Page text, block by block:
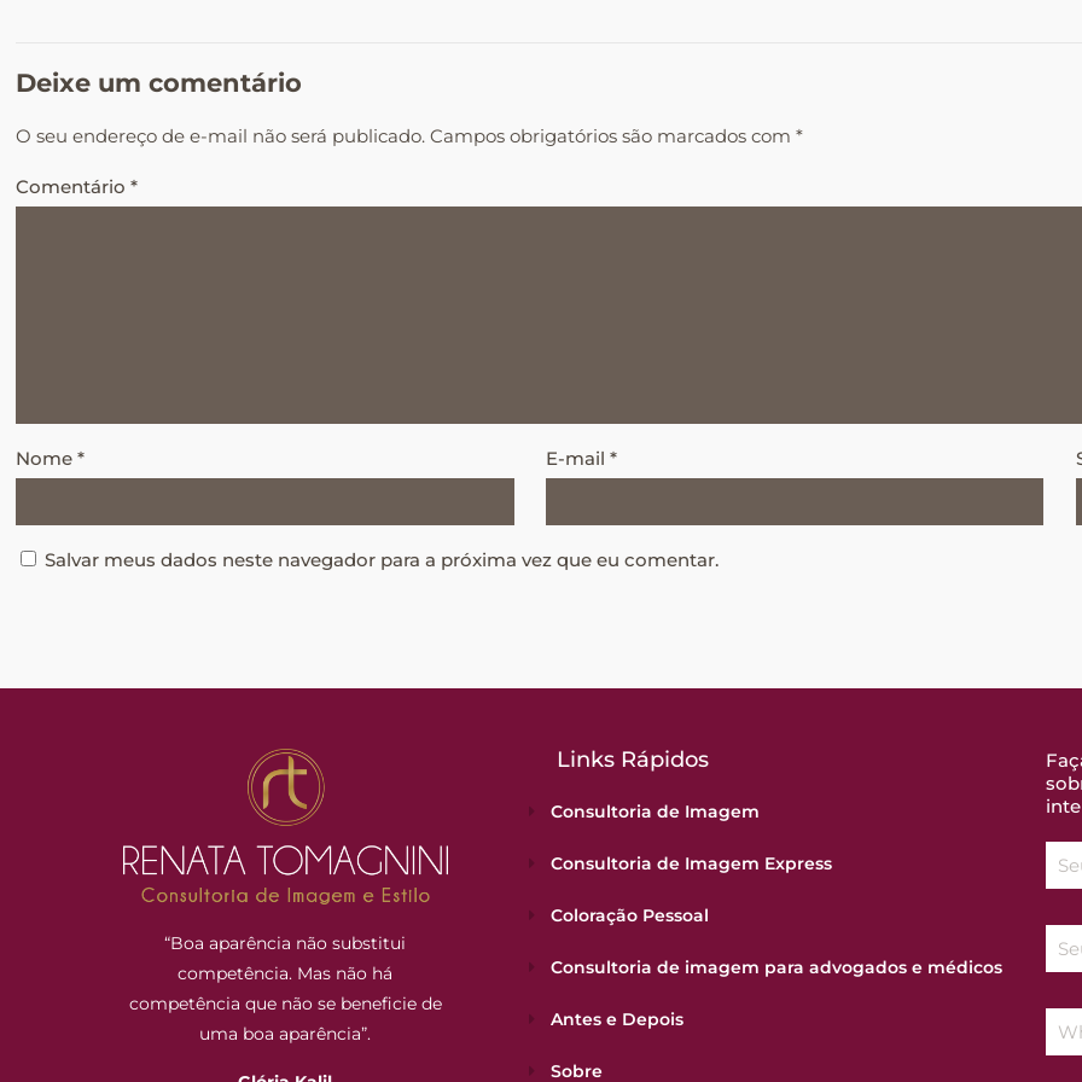
Deixe um comentário
O seu endereço de e-mail não será publicado. Campos obrigatórios são marcados com*
Comentário*
Nome* E-mail*
Salvar meus dados neste navegador para a próxima vez que eu comentar.
“Boa aparência não substitui
competência. Mas não há
competência que não se beneficie de
uma boa aparência”.
Links Rápidos
Consultoria de Imagem
Consultoria de Imagem Express
Coloração Pessoal
Consultoria de imagem para advogados e médicos
Antes e Depois
Sobre